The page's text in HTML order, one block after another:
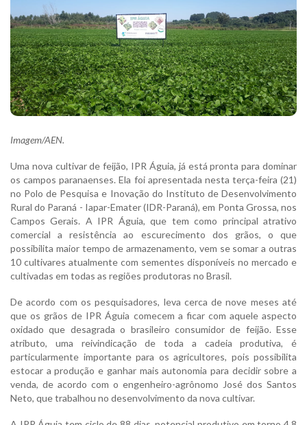
Imagem/AEN.
Uma nova cultivar de feijão, IPR Águia, já está pronta para dominar
os campos paranaenses. Ela foi apresentada nesta terça-feira (21)
no Polo de Pesquisa e Inovação do Instituto de Desenvolvimento
Rural do Paraná - Iapar-Emater (IDR-Paraná), em Ponta Grossa, nos
Campos Gerais. A IPR Águia, que tem como principal atrativo
comercial a resistência ao escurecimento dos grãos, o que
possibilita maior tempo de armazenamento, vem se somar a outras
10 cultivares atualmente com sementes disponíveis no mercado e
cultivadas em todas as regiões produtoras no Brasil.
De acordo com os pesquisadores, leva cerca de nove meses até
que os grãos de IPR Águia comecem a ficar com aquele aspecto
oxidado que desagrada o brasileiro consumidor de feijão. Esse
atributo, uma reivindicação de toda a cadeia produtiva, é
particularmente importante para os agricultores, pois possibilita
estocar a produção e ganhar mais autonomia para decidir sobre a
venda, de acordo com o engenheiro-agrônomo José dos Santos
Neto, que trabalhou no desenvolvimento da nova cultivar.